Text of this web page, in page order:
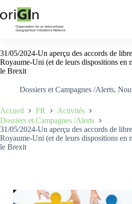
31/05/2024-Un aperçu des accords de
Royaume-Uni (et de leurs dispositions en
le Brexit
Dossiers et Campagnes /Alerts,
Accueil FR
Activités
Dossiers et Campagnes /Alerts
31/05/2024-Un aperçu des accords de
Royaume-Uni (et de leurs dispositions en
le Brexit